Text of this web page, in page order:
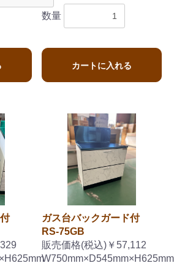
数量
カートに入れる
付
ガス台バックガード付
RS-75GB
販売価格(税込)￥57,112
W750mm×D545mm×H625mm